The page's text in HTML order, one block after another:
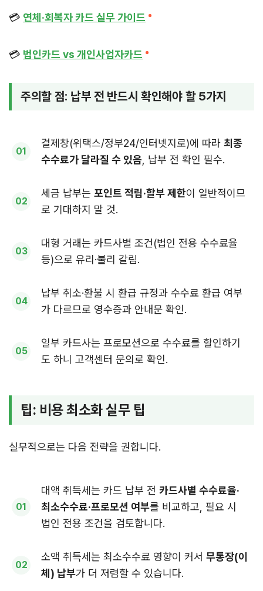
💳 연체·회복자 카드 실무 가이드
💳 법인카드 vs 개인사업자카드
주의할 점: 납부 전 반드시 확인해야 할 5가지
결제창(위택스/정부24/인터넷지로)에 따라 최종
수수료가 달라질 수 있음 , 납부 전 확인 필수.
세금 납부는 포인트 적립·할부 제한이 일반적이므
로 기대하지 말 것.
대형 거래는 카드사별 조건(법인 전용 수수료율
등)으로 유리·불리 갈림.
납부 취소·환불 시 환급 규정과 수수료 환급 여부
가 다르므로 영수증과 안내문 확인.
일부 카드사는 프로모션으로 수수료를 할인하기
도 하니 고객센터 문의로 확인.
팁: 비용 최소화 실무 팁
실무적으로는 다음 전략을 권합니다.
대액 취득세는 카드 납부 전 카드사별 수수료율·
최소수수료·프로모션 여부를 비교하고, 필요 시
법인 전용 조건을 검토합니다.
소액 취득세는 최소수수료 영향이 커서 무통장(이
체) 납부가 더 저렴할 수 있습니다.